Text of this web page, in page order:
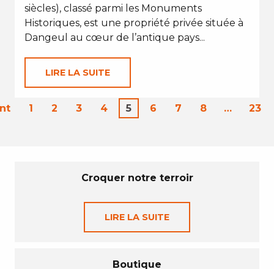
siècles), classé parmi les Monuments
Historiques, est une propriété privée située à
Dangeul au cœur de l’antique pays...
LIRE LA SUITE
1 2 3 4 5 6 7 8 … 23
Croquer notre terroir
LIRE LA SUITE
Boutique